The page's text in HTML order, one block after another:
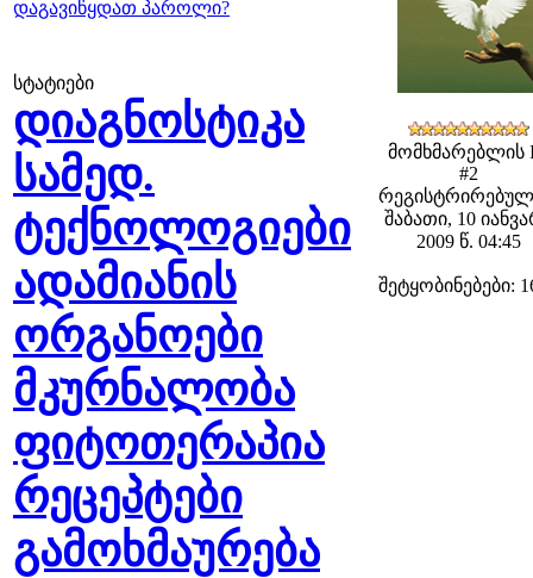
დაგავიწყდათ პაროლი?
სტატიები
დიაგნოსტიკა
სამედ.
ტექნოლოგიები
ადამიანის
ორგანოები
მკურნალობა
ფიტოთერაპია
რეცეპტები
გამოხმაურება
მომხმარებლის
#2
შაბათი, 10
2009 წ. 04:45
შეტყობინებები: